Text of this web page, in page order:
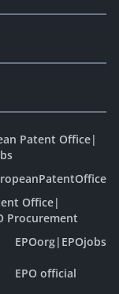
Patent Office|
Office|
Procurement
EPOorg| EPOjobs
EPO official